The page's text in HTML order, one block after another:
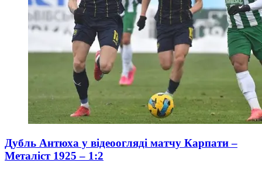
Дубль Антюха у відеоогляді матчу Карпати –
Металіст 1925 – 1:2